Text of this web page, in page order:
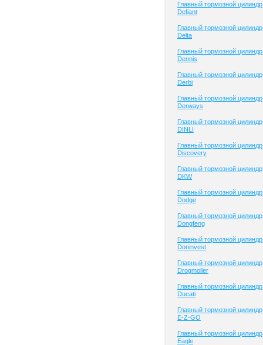
Главный тормозной цилиндр
Defiant
Главный тормозной цилиндр
Delta
Главный тормозной цилиндр
Dennis
Главный тормозной цилиндр
Derbi
Главный тормозной цилиндр
Derways
Главный тормозной цилиндр
DINLI
Главный тормозной цилиндр
Discovery
Главный тормозной цилиндр
DKW
Главный тормозной цилиндр
Dodge
Главный тормозной цилиндр
Dongfeng
Главный тормозной цилиндр
Doninvest
Главный тормозной цилиндр
Drogmoller
Главный тормозной цилиндр
Ducati
Главный тормозной цилиндр
E-Z-GO
Главный тормозной цилиндр
Eagle